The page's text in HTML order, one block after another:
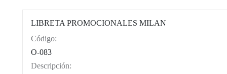
LIBRETA PROMOCIONALES MILAN
Código:
O-083
Descripción: